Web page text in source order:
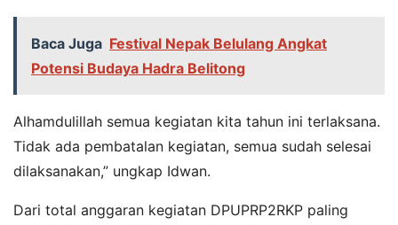
Baca Juga Festival Nepak Belulang Angkat
Potensi Budaya Hadra Belitong
Alhamdulillah semua kegiatan kita tahun ini terlaksana.
Tidak ada pembatalan kegiatan, semua sudah selesai
dilaksanakan,” ungkap Idwan.
Dari total anggaran kegiatan DPUPRP2RKP paling